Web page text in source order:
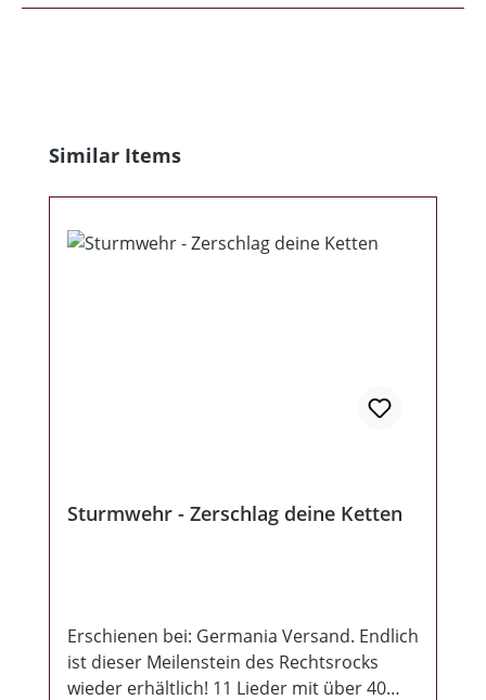
Produktgalerie überspringen
Similar Items
Sturmwehr - Zerschlag deine Ketten
Erschienen bei: Germania Versand. Endlich
ist dieser Meilenstein des Rechtsrocks
wieder erhältlich! 11 Lieder mit über 40